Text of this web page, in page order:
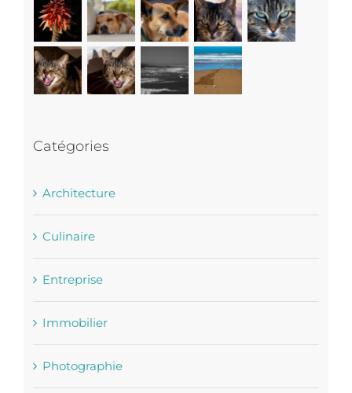
Catégories
Architecture
Culinaire
Entreprise
Immobilier
Photographie